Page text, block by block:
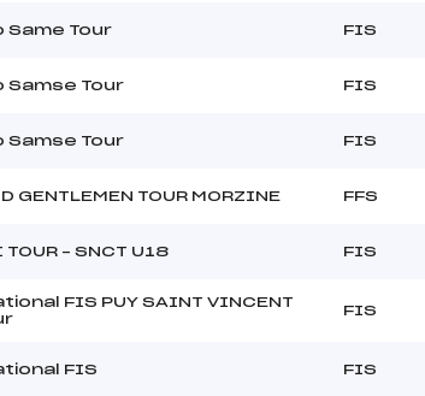
Same Tour FIS
Samse Tour FIS
Samse Tour FIS
GENTLEMEN TOUR MORZINE FFS
– SNCT U18 FIS
FIS PUY SAINT VINCENT
FIS
FIS FIS